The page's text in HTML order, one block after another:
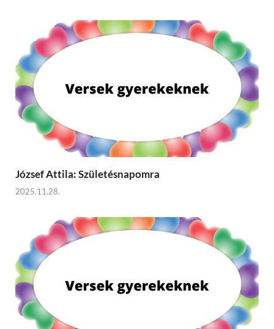
József Attila: Születésnapomra
2025.11.28.